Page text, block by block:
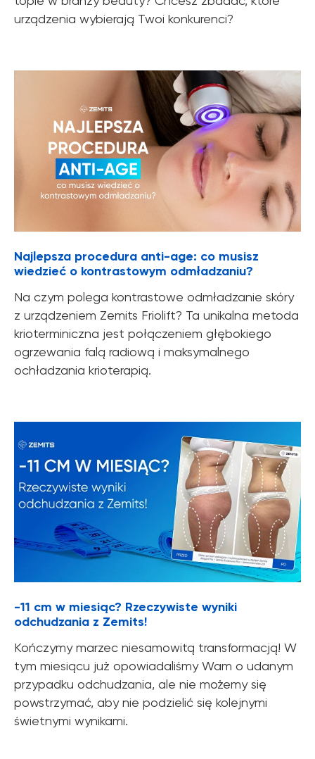
urządzenia wybierają Twoi konkurenci?
Najlepsza procedura anti-age: co musisz
wiedzieć o kontrastowym odmładzaniu?
Na czym polega kontrastowe odmładzanie skóry
z urządzeniem Zemits Friolift? Ta unikalna metoda
krioterminiczna jest połączeniem głębokiego
ogrzewania falą radiową i maksymalnego
ochładzania krioterapią.
-11 cm w miesiąc? Rzeczywiste wyniki
odchudzania z Zemits!
Kończymy marzec niesamowitą transformacją! W
tym miesiącu już opowiadaliśmy Wam o udanym
przypadku odchudzania, ale nie możemy się
powstrzymać, aby nie podzielić się kolejnymi
świetnymi wynikami.